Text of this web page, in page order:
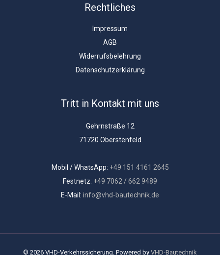
Rechtliches
Impressum
AGB
Widerrufsbelehrung
Datenschutzerklärung
Tritt in Kontakt mit uns
Gehrnstraße 12
71720 Oberstenfeld
Mobil / WhatsApp: +49 151 4161 2645
Festnetz: +49 7062 / 662 9489
E-Mail: info@vhd-bautechnik.de
© 2026 VHD-Verkehrssicherung. Powered by VHD-Bautechnik